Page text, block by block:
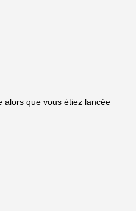
alors que vous étiez lancée